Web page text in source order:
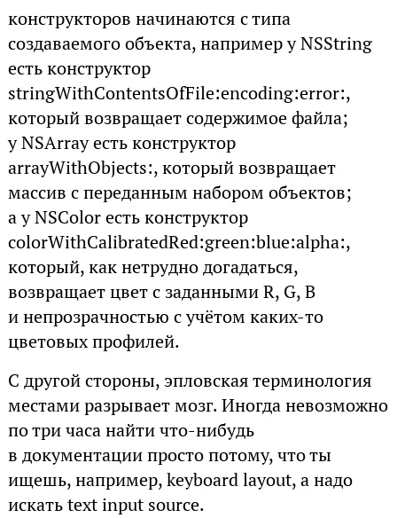
конструкторов начинаются с типа
создаваемого объекта, например у NSString
есть конструктор
stringWithContentsOfFile:encoding:error:,
который возвращает содержимое файла;
у NSArray есть конструктор
arrayWithObjects:, который возвращает
массив с переданным набором объектов;
а у NSColor есть конструктор
colorWithCalibratedRed:green:blue:alpha:,
который, как нетрудно догадаться,
возвращает цвет с заданными R, G, B
и непрозрачностью с учётом каких-то
цветовых профилей.
С другой стороны, эпловская терминология
местами разрывает мозг. Иногда невозможно
по три часа найти что-нибудь
в документации просто потому, что ты
ищешь, например, keyboard layout, а надо
искать text input source.